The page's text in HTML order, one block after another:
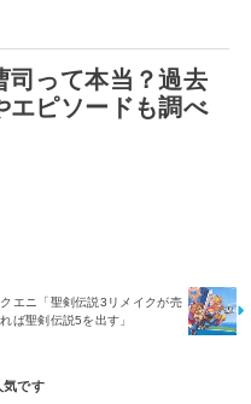
司って本当？過去
エピソードも調べ
エニ「聖剣伝説3リメイクが売
ば聖剣伝説5を出す」